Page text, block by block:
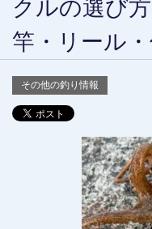
クルの選び
竿・リール
その他の釣り情報